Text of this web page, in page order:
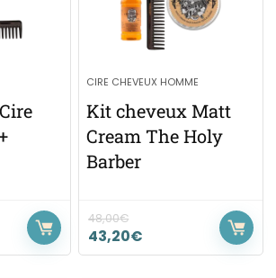
CIRE CHEVEUX HOMME
Kit cheveux Matt
Cream The Holy
Barber
48,00€
43,20€